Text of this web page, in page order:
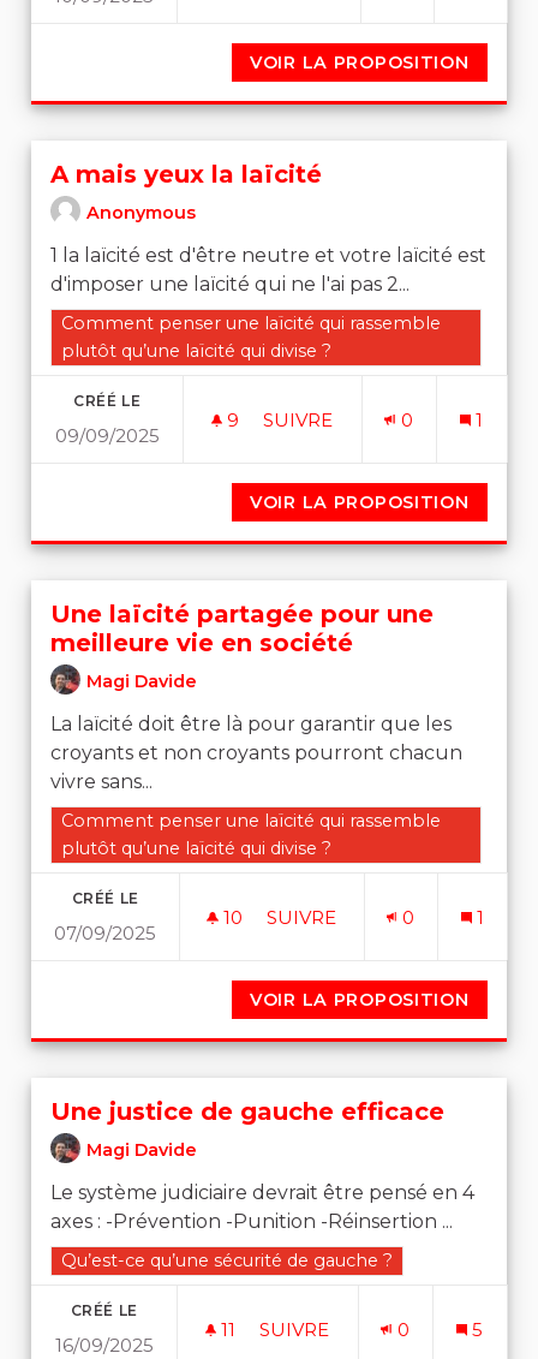
VOIR LA PROPOSITION
A mais yeux la laïcité
Anonymous
1 la laïcité est d'être neutre et votre laïcité est
d'imposer une laïcité qui ne l'ai pas 2...
Filtrer les résultats de la catégorie : Comment penser
Comment penser une laïcité qui rassemble
plutôt qu’une laïcité qui divise ?
CRÉÉ LE
09/09/2025
9 9 ABONNÉS
SUIVRE 0 1
VOIR LA PROPOSITION
Une laïcité partagée pour une
meilleure vie en société
Magi Davide
La laïcité doit être là pour garantir que les
croyants et non croyants pourront chacun
vivre sans...
Filtrer les résultats de la catégorie : Comment penser
Comment penser une laïcité qui rassemble
plutôt qu’une laïcité qui divise ?
CRÉÉ LE
07/09/2025
10 10 ABONNÉS
SUIVRE 0 1
VOIR LA PROPOSITION
Une justice de gauche efficace
Magi Davide
Le système judiciaire devrait être pensé en 4
axes : -Prévention -Punition -Réinsertion ...
Filtrer les résultats de la catégorie : Qu’est-ce qu’une
Qu’est-ce qu’une sécurité de gauche ?
CRÉÉ LE
16/09/2025
11 11 ABONNÉS
SUIVRE 0 5